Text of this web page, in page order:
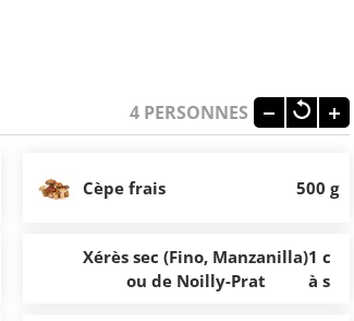
4 PERSONNES
Cèpe frais 500 g
Xérès sec (Fino, Manzanilla)
ou de Noilly-Prat
1 c
à s